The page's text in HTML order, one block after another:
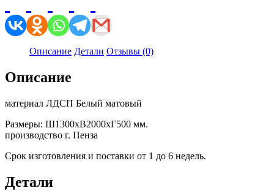
Описание Детали Отзывы (0)
Описание
материал ЛДСП Белый матовый
Размеры: Ш1300хВ2000хГ500 мм.
производство г. Пенза
Срок изготовления и поставки от 1 до 6 недель.
Детали